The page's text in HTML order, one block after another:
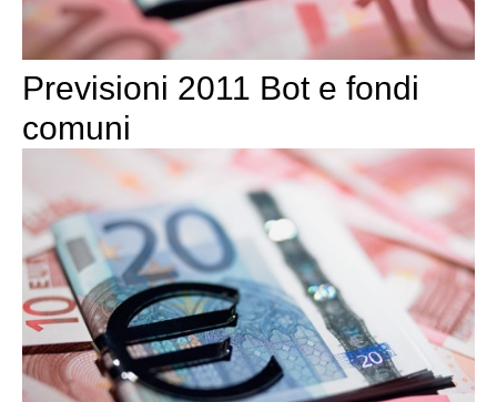
Previsioni 2011 Bot e fondi
comuni